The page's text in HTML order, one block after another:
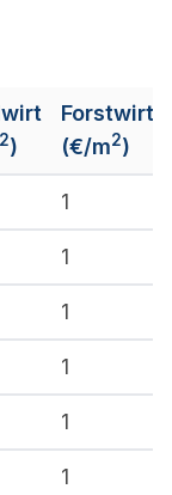
2)
Forstwirt
(€/m2)
1
1
1
1
1
1